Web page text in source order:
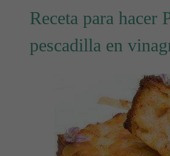
Receta para hacer
pescadilla en